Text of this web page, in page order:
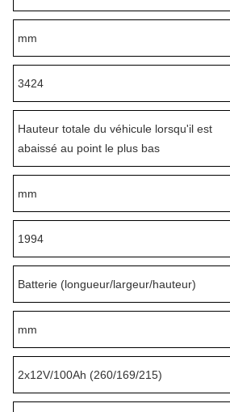
mm
3424
Hauteur totale du véhicule lorsqu'il est
abaissé au point le plus bas
mm
1994
Batterie (longueur/largeur/hauteur)
mm
2x12V/100Ah (260/169/215)